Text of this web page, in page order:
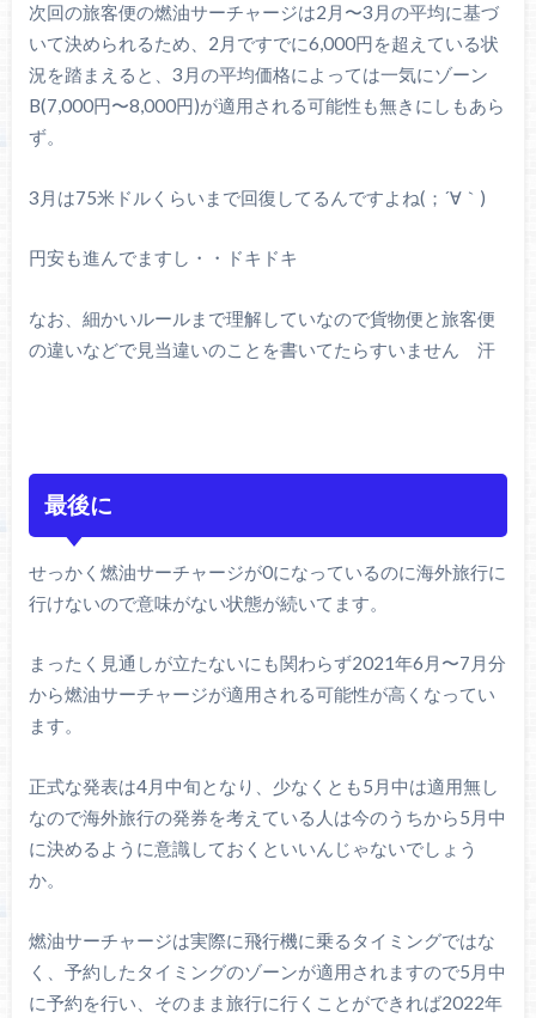
次回の旅客便の燃油サーチャージは2月〜3月の平均に基づ
いて決められるため、2月ですでに6,000円を超えている状
況を踏まえると、3月の平均価格によっては一気にゾーン
B(7,000円〜8,000円)が適用される可能性も無きにしもあら
ず。
3月は75米ドルくらいまで回復してるんですよね(；´∀｀)
円安も進んでますし・・ドキドキ
なお、細かいルールまで理解していなので貨物便と旅客便
の違いなどで見当違いのことを書いてたらすいません 汗
最後に
せっかく燃油サーチャージが0になっているのに海外旅行に
行けないので意味がない状態が続いてます。
まったく見通しが立たないにも関わらず2021年6月〜7月分
から燃油サーチャージが適用される可能性が高くなってい
ます。
正式な発表は4月中旬となり、少なくとも5月中は適用無し
なので海外旅行の発券を考えている人は今のうちから5月中
に決めるように意識しておくといいんじゃないでしょう
か。
燃油サーチャージは実際に飛行機に乗るタイミングではな
く、予約したタイミングのゾーンが適用されますので5月中
に予約を行い、そのまま旅行に行くことができれば2022年